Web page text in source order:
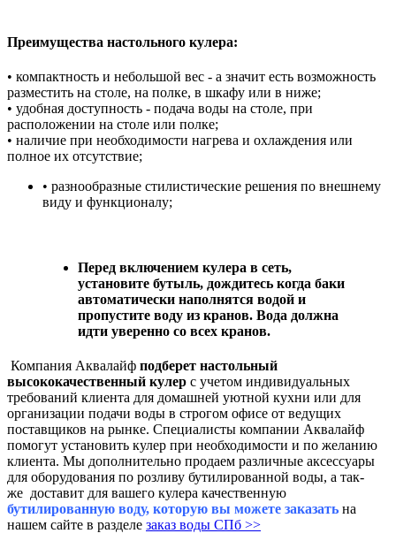
Преимущества настольного кулера:
• компактность и небольшой вес - а значит есть возможность
разместить на столе, на полке, в шкафу или в ниже;
• удобная доступность - подача воды на столе, при
расположении на столе или полке;
• наличие при необходимости нагрева и охлаждения или
полное их отсутствие;
• разнообразные стилистические решения по внешнему
виду и функционалу;
Перед включением кулера в сеть,
установите бутыль, дождитесь когда баки
автоматически наполнятся водой и
пропустите воду из кранов. Вода должна
идти уверенно со всех кранов.
Компания Аквалайф подберет настольный
высококачественный кулер с учетом индивидуальных
требований клиента для домашней уютной кухни или для
организации подачи воды в строгом офисе от ведущих
поставщиков на рынке. Специалисты компании Аквалайф
помогут установить кулер при необходимости и по желанию
клиента. Мы дополнительно продаем различные аксессуары
для оборудования по розливу бутилированной воды, а так-
же доставит для вашего кулера качественную
бутилированную воду, которую вы можете заказать на
нашем сайте в разделе заказ воды СПб >>